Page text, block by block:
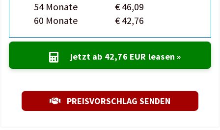
54 Monate
€ 46,09
60 Monate
€ 42,76
jetzt ab 42,76 EUR leasen »
PREISVORSCHLAG SENDEN